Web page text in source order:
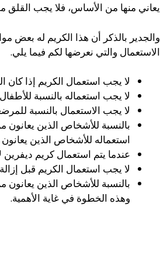
يعاني منها من الأساس، فلا يجب
والجدير بالذكر أن هذا الكريم له بعض
الاستعمال والتي نعرضها لكم فيما يلي.
لا يجب استعمال الكريم إذا
لا يجب استعماله بالنسبة
لا يجب الاستعمال بالنسبة
بالنسبة للأشخاص الذين
استعماله للأشخاص الذين يعانون
عندما يتم استعمال كريم
لا يجب استعمال الكريم قبل إزالة
بالنسبة للأشخاص الذين يعانون
وهذه الخطوة في غاية الأهمية.